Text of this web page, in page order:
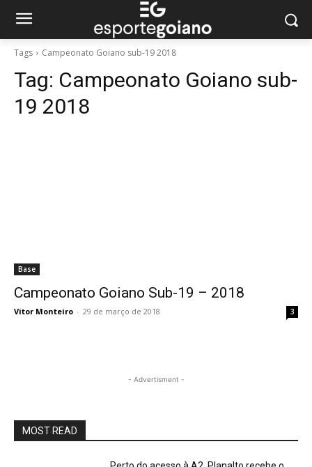
Tags Campeonato Goiano sub-19 2018
Tag: Campeonato Goiano sub-
19 2018
Base
Campeonato Goiano Sub-19 – 2018
Vitor Monteiro - 29 de março de 2018 3
- Advertisment -
MOST READ